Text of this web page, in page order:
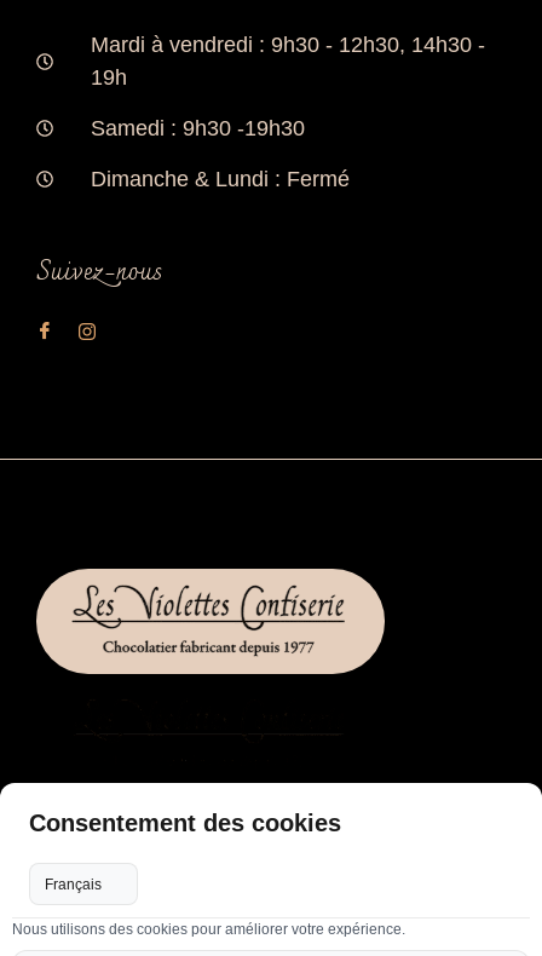
Mardi à vendredi : 9h30 - 12h30, 14h30 -
19h
Samedi : 9h30 -19h30
Dimanche & Lundi : Fermé
Suivez-nous
LIENS UTILES
Flux RSS
Plan de site
Consentement des cookies
Nous utilisons des cookies pour améliorer votre expérience.